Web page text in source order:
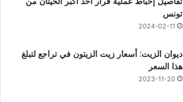
تونس
2024-02-11
ديوان الزيت: أسعار زيت الزيتون في تراجع لتبلغ
هذا السعر
2023-11-20